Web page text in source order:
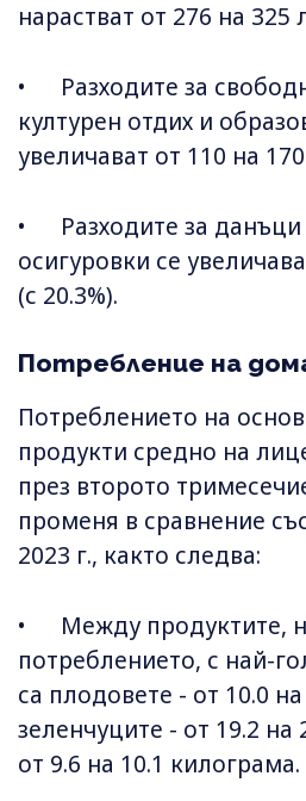
нарастват от 276 на 325
• Разходите за
културен отдих и
увеличават от 110 на
• Разходите за данъци
осигуровки се
(с 20.3%).
Потребление на
Потреблението на
продукти средно на
през второто
променя в сравнение
2023 г., както следва:
• Между продуктите,
потреблението, с най-
са плодовете - от 10.0 на
зеленчуците - от 19.2 на
от 9.6 на 10.1 килограма.